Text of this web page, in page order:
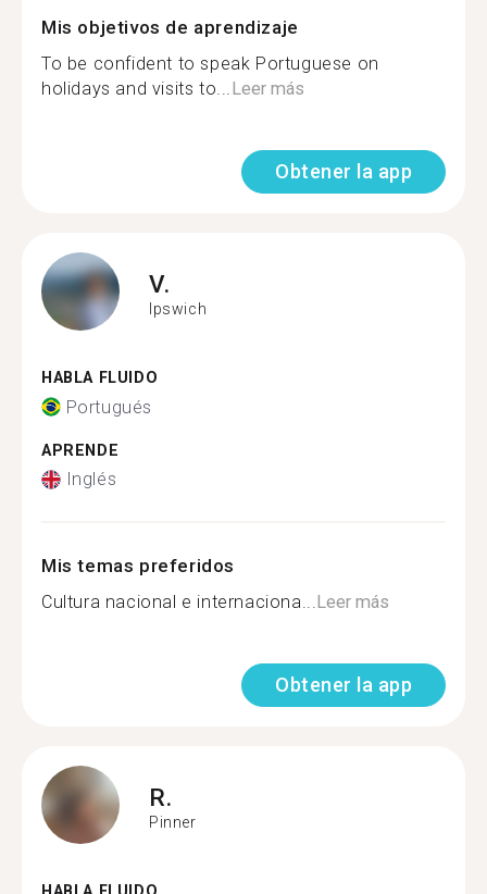
Mis objetivos de aprendizaje
To be confident to speak Portuguese on
holidays and visits to...Leer más
Obtener la app
V.
Ipswich
HABLA FLUIDO
Portugués
APRENDE
Inglés
Mis temas preferidos
Cultura nacional e internaciona...Leer más
Obtener la app
R.
Pinner